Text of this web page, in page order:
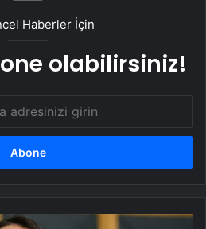
Haberler İçin
olabilirsiniz!